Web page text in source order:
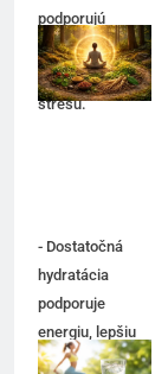
podporujú
energiu a
zvládanie
stresu.
- Dostatočná
hydratácia
podporuje
energiu, lepšiu
koncentráciu a